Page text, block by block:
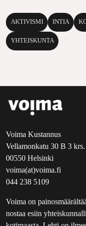
AKTIVISMI INTIA
YHTEISKUNTA
Voima Kustannus
Vellamonkatu 30 B 3 krs.
00550 Helsinki
voima(at)voima.fi
044 238 5109
Voima on
nostaa esiin